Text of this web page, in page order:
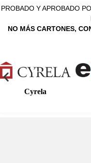
PROBADO Y APROBADO
NO MÁS CARTONES,
Cyrela